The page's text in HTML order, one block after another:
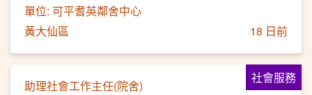
單位: 可平耆英鄰舍中心
黃大仙區
18 日前
社會服務
助理社會工作主任(院舍)